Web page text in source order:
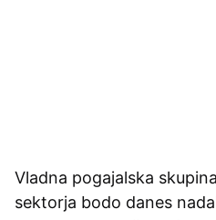
Vladna pogajalska
sektorja bodo danes